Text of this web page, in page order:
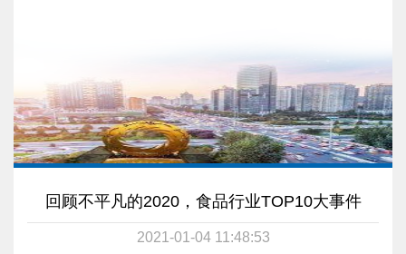
回顾不平凡的2020，食品行业TOP10大事件
2021-01-04 11:48:53